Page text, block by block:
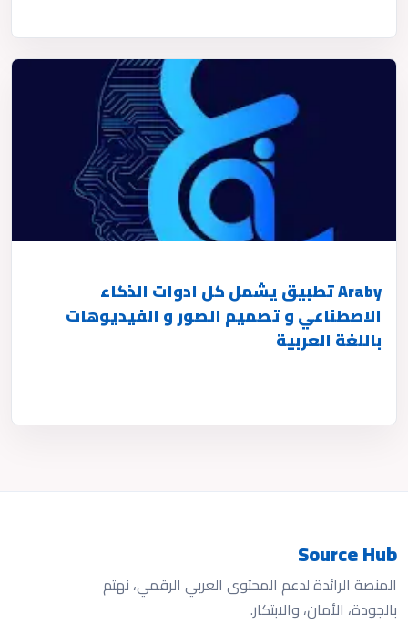
Araby تطبيق يشمل كل ادوات الذكاء
الاصطناعي و تصميم الصور و الفيديوهات
باللغة العربية
Source Hub
المنصة الرائدة لدعم المحتوى العربي الرقمي، نهتم
بالجودة، الأمان، والابتكار.